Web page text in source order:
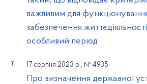
важливим для
забезпечення
особливий період
17 серпня 2023 р., № 4935
Про визначення державної